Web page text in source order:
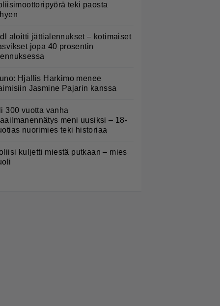
teki paosta
aloitti jättialennukset – kotimaiset
jopa 40 prosentin
Hjallis Harkimo menee
Jasmine Pajarin kanssa
300 vuotta vanha
meni uusiksi – 18-
nuorimies teki historiaa
kuljetti miestä putkaan – mies